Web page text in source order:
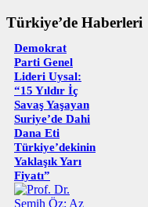
Türkiye’de Haberleri
Demokrat
Parti Genel
Lideri Uysal:
“15 Yıldır İç
Savaş Yaşayan
Suriye’de Dahi
Dana Eti
Türkiye’dekinin
Yaklaşık Yarı
Fiyatı”